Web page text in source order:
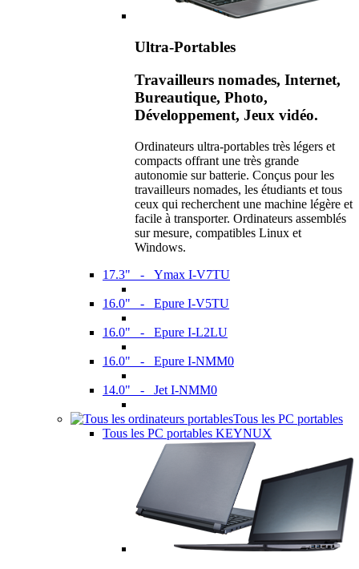
Ultra-Portables
Travailleurs nomades, Internet,
Bureautique, Photo,
Développement, Jeux vidéo.
Ordinateurs ultra-portables très légers et
compacts offrant une très grande
autonomie sur batterie. Conçus pour les
travailleurs nomades, les étudiants et tous
ceux qui recherchent une machine légère et
facile à transporter. Ordinateurs assemblés
sur mesure, compatibles Linux et
Windows.
17.3" - Ymax I-V7TU
16.0" - Epure I-V5TU
16.0" - Epure I-L2LU
16.0" - Epure I-NMM0
14.0" - Jet I-NMM0
Tous les PC portables
Tous les PC portables KEYNUX